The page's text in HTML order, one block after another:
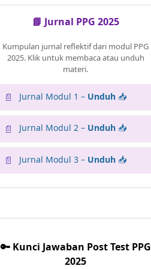
📘 Jurnal PPG 2025
Kumpulan jurnal reflektif dari modul PPG
2025. Klik untuk membaca atau unduh
materi.
📄 Jurnal Modul 1 – Unduh 📥
📄 Jurnal Modul 2 – Unduh 📥
📄 Jurnal Modul 3 – Unduh 📥
🔑 Kunci Jawaban Post Test PPG
2025